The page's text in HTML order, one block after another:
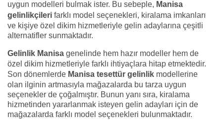
uygun modelleri bulmak ister. Bu sebeple, Manisa
gelinlikçileri farklı model seçenekleri, kiralama imkanları
ve kişiye özel dikim hizmetleriyle gelin adaylarına çeşitli
alternatifler sunmaktadır.
Gelinlik Manisa genelinde hem hazır modeller hem de
özel dikim hizmetleriyle farklı ihtiyaçlara hitap etmektedir.
Son dönemlerde Manisa tesettür gelinlik modellerine
olan ilginin artmasıyla mağazalarda bu tarza uygun
seçenekler de çoğalmıştır. Bunun yanı sıra, kiralama
hizmetinden yararlanmak isteyen gelin adayları için de
mağazalarda farklı model seçenekleri bulunmaktadır.